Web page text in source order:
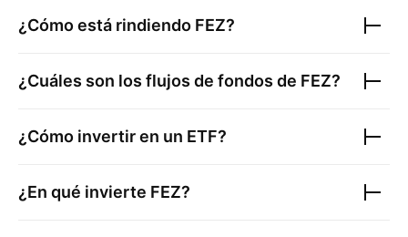
¿Cómo está rindiendo FEZ?
¿Cuáles son los flujos de fondos de FEZ?
¿Cómo invertir en un ETF?
¿En qué invierte FEZ?